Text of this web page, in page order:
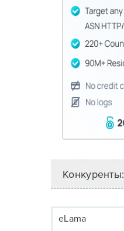
Конкуренты:
eLama